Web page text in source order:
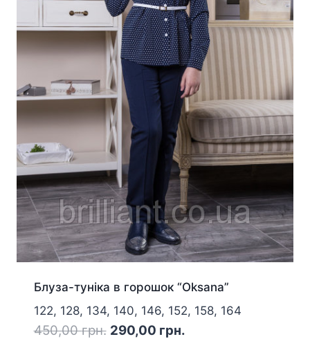
Блуза-туніка в горошок “Oksana”
122, 128, 134, 140, 146, 152, 158, 164
450,00грн. Оригінальна
290,00 грн.Поточна